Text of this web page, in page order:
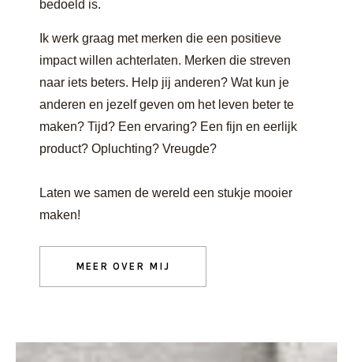
bedoeld is.
Ik werk graag met merken die een positieve
impact willen achterlaten. Merken die streven
naar iets beters. Help jij anderen? Wat kun je
anderen en jezelf geven om het leven beter te
maken? Tijd? Een ervaring? Een fijn en eerlijk
product? Opluchting? Vreugde?
Laten we samen de wereld een stukje mooier
maken!
MEER OVER MIJ